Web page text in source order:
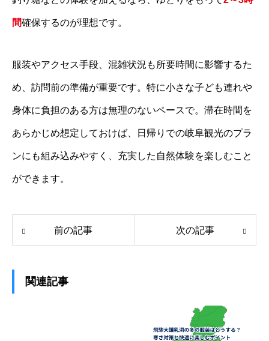
間確保するのが理想です。
服装やアクセス手段、混雑状況も所要時間に影響するた
め、訪問前の準備が重要です。特に小さな子ども連れや
身体に負担のある方は無理のないペースで。滞在時間を
あらかじめ想定しておけば、日帰りでの岐阜観光のプラ
ンにも組み込みやすく、充実した自然体験を楽しむこと
ができます。
前の記事 次の記事
関連記事